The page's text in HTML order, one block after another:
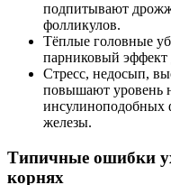
подпитывают
фолликулов.
Тёплые головные
парниковый эффект
Стресс, недосып,
повышают уровень
инсулиноподобных
железы.
Типичные ошибки
корнях